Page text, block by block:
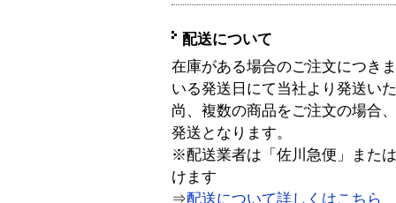
配送について
在庫がある場合のご注文につき
いる発送日にて当社より発送い
尚、複数の商品をご注文の場合
発送となります。
※配送業者は「佐川急便」また
けます
⇒配送について詳しくはこちら